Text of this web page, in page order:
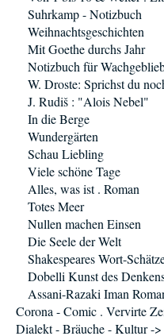
Suhrkamp - Notizbuch
Weihnachtsgeschichten
Mit Goethe durchs Jahr
Notizbuch für
W. Droste: Sprichst du
J. Rudiš : "Alois Nebel"
In die Berge
Wundergärten
Schau Liebling
Viele schöne Tage
Alles, was ist . Roman
Totes Meer
Nullen machen Einsen
Die Seele der Welt
Shakespeares Wort-
Dobelli Kunst des
Assani-Razaki Iman
Corona - Comic . Vervirte
Dialekt - Bräuche - Kultur ->